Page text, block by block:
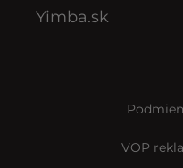
Yimba.sk
VOP